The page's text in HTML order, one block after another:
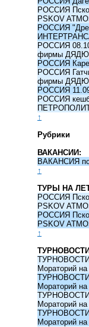
РОССИЯ
PSKOV
РОССИЯ
РОССИЯ
фирмы
РОССИЯ
РОССИЯ
фирмы
РОССИЯ
РОССИЯ
↑
Рубрики
ВАКАНСИИ:
ВАКАНСИЯ
↑
ТУРЫ НА
РОССИЯ
PSKOV
РОССИЯ
PSKOV
↑
ТУРНОВОСТИ
Мораторий
ТУРНОВОСТИ
Мораторий
ТУРНОВОСТИ
Мораторий
ТУРНОВОСТИ
Мораторий